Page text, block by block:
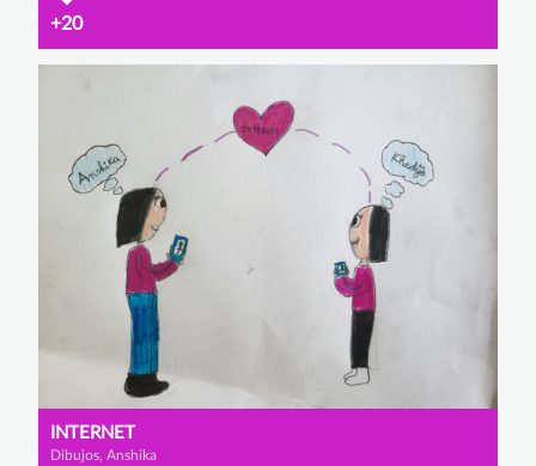
+20
INTERNET
Dibujos, Anshika